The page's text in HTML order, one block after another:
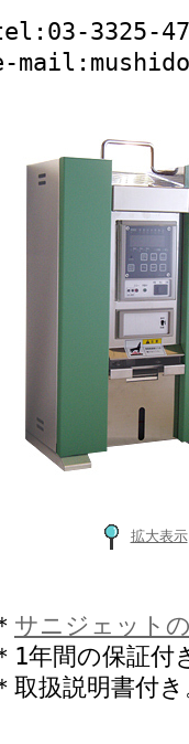
3325-
拡大表示
サニジェット
1年間の保証付
取扱説明書付